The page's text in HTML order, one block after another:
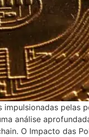
pelas
análise
O Impacto das